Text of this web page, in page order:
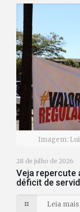
Imagem:
28 de julho de 2026
Veja repercute
déficit de
Leia mais